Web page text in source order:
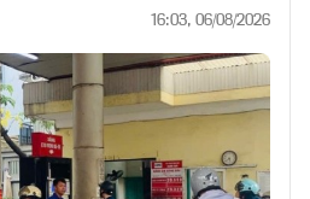
16:03, 06/08/2026